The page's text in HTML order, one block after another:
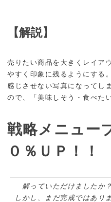
【解説】
売りたい商品を大きくレイア
やすく印象に残るようにする
感じさせない写真になってし
ので、「美味しそう・食べた
戦略メニュー
０％ＵＰ！！
解っていただけましたか
しかし、まだ完成ではあり